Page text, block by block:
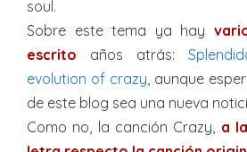
soul.
Sobre este tema ya hay
escrito años atrás:
evolution of crazy , aunque
de este blog sea una nueva
Como no, la canción Crazy, a